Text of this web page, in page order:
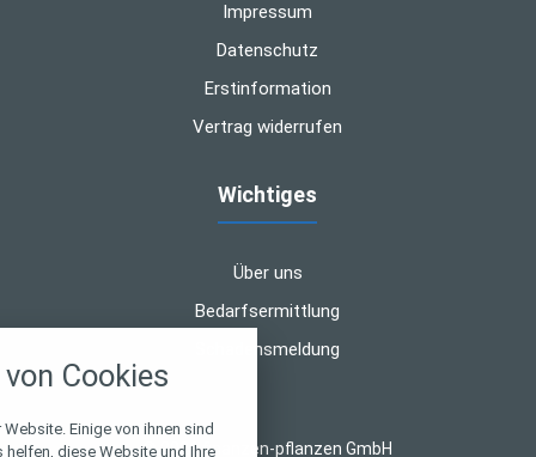
Impressum
Datenschutz
Erstinformation
Vertrag widerrufen
Wichtiges
Über uns
Bedarfsermittlung
Schadensmeldung
© 2026 finanzen-pflanzen GmbH
Cookies
Einige von ihnen sind
diese Website und Ihre
alle verwendeten Cookies und
zu blockieren.